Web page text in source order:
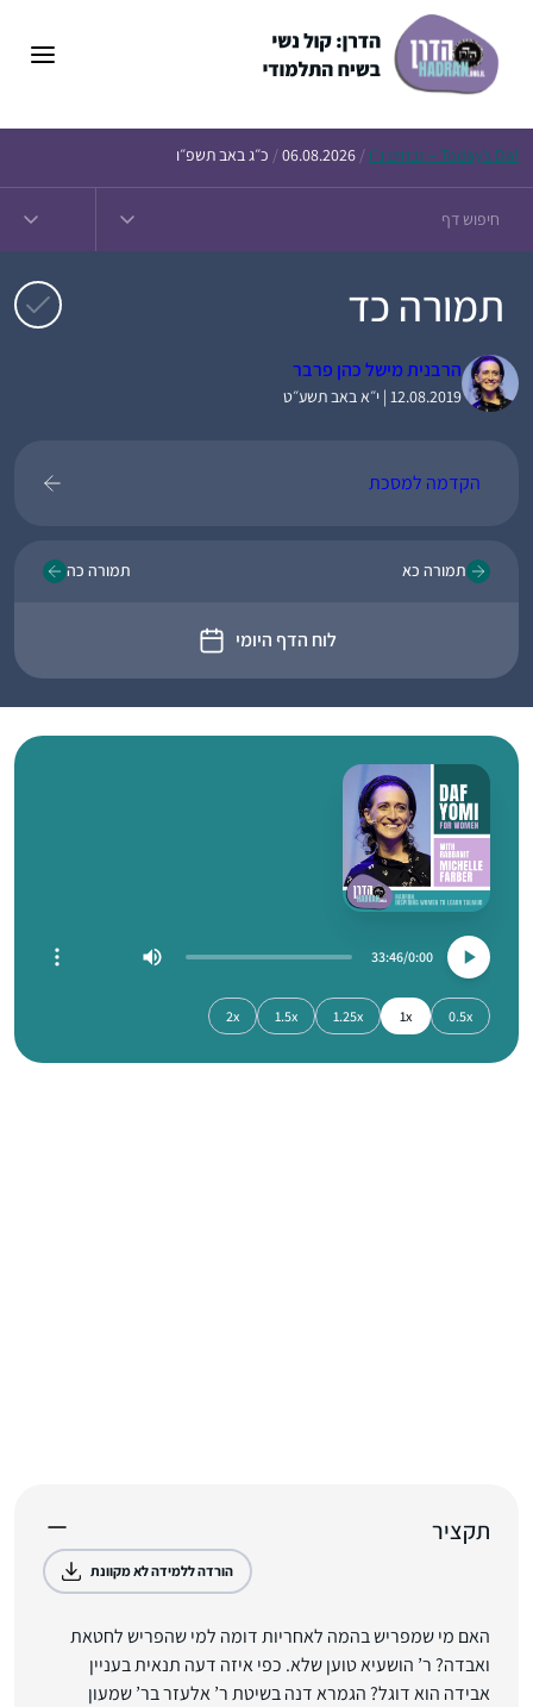
Today’s Daf – זבחים נ״ו /
06.08.2026
/ כ״ג באב תשפ״ו
תמורה כד
הרבנית מישל כהן פרבר
12.08.2019 | י״א באב תשע״ט
הקדמה למסכת
תמורה כא
לוח הדף היומי
תמורה כה
0:00
33:46
0.5x
1x
1.25x
1.5x
2x
תקציר
הורדה ללמידה לא מקוונת
האם מי שמפריש בהמה לאחריות דומה למי שהפריש לחטאת
ואבדה? ר’ הושעיא טוען שלא. כפי איזה דעה תנאית בעניין
אבידה הוא דוגל? הגמרא דנה בשיטת ר’ אלעזר בר’ שמעון